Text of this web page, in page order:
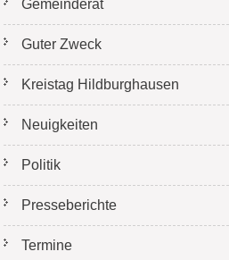
Gemeinderat
Guter Zweck
Kreistag Hildburghausen
Neuigkeiten
Politik
Presseberichte
Termine